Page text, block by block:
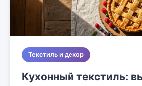
Текстиль и декор
Кухонный текстиль: